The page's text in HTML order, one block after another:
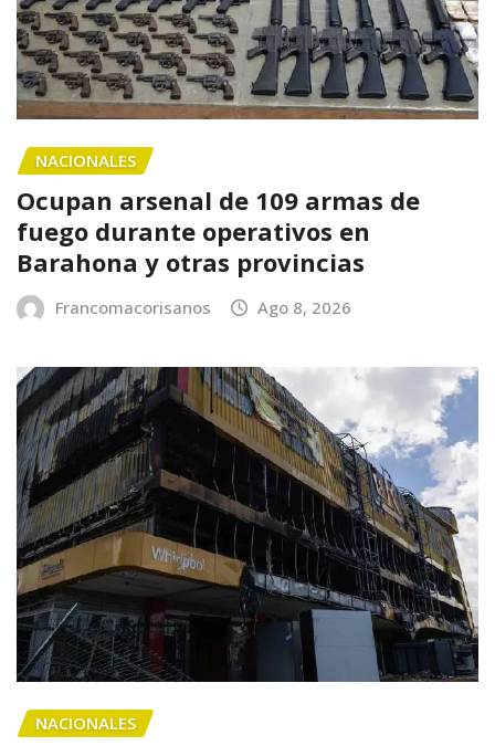
NACIONALES
Ocupan arsenal de 109 armas de
fuego durante operativos en
Barahona y otras provincias
Francomacorisanos Ago 8, 2026
NACIONALES